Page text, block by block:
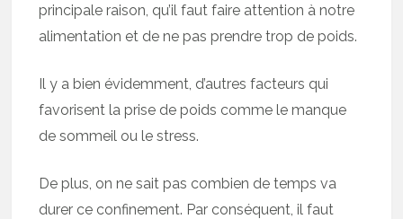
principale raison, qu’il faut faire attention à notre
alimentation et de ne pas prendre trop de poids.
Il y a bien évidemment, d’autres facteurs qui
favorisent la prise de poids comme le manque
de sommeil ou le stress.
De plus, on ne sait pas combien de temps va
durer ce confinement. Par conséquent, il faut